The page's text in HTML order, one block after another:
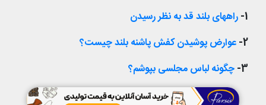
1- راههای بلند قد به نظر رسیدن
2- عوارض پوشیدن کفش پاشنه بلند چیست؟
3- چگونه لباس مجلسی بپوشم؟